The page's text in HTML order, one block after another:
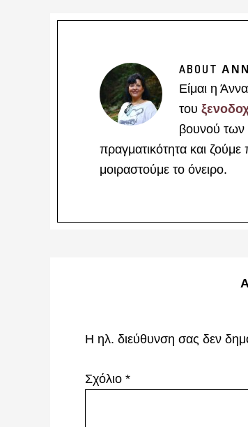
ABOUT
Είμαι η
του
βουνού των
πραγματικότητα και ζούμε
μοιραστούμε το όνειρο.
Η ηλ. διεύθυνση σας δεν
Σχόλιο *